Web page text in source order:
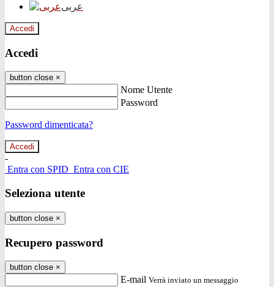
عربى
Accedi
Accedi
button close ×
Nome Utente
Password
Password dimenticata?
-
Entra con SPID Entra con CIE
Seleziona utente
button close ×
Recupero password
button close ×
E-mail Verrà inviato un messaggio